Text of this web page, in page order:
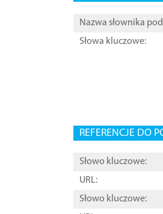
Nazwa słownika
Słowa kluczowe:
REFERENCJE DO
Słowo kluczowe:
URL:
Słowo kluczowe: